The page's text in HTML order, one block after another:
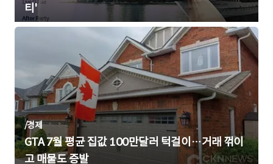
티'
/경제
GTA 7월 평균 집값 100만달러 턱걸이…거래 꺾이
고 매물도 증발